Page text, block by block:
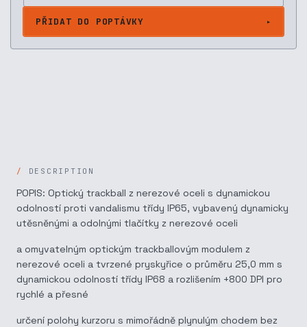
PŘIDAT DO POPTÁVKY
DESCRIPTION
POPIS: Optický trackball z nerezové oceli s dynamickou
odolností proti vandalismu třídy IP65, vybavený dynamicky
utěsněnými a odolnými tlačítky z nerezové oceli
a omyvatelným optickým trackballovým modulem z
nerezové oceli a tvrzené pryskyřice o průměru 25,0 mm s
dynamickou odolností třídy IP68 a rozlišením +800 DPI pro
rychlé a přesné
určení polohy kurzoru s mimořádně plynulým chodem bez